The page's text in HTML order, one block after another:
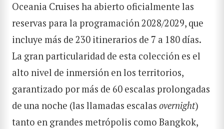
Oceania Cruises ha abierto oficialmente las
reservas para la programación 2028/2029, que
incluye más de 230 itinerarios de 7 a 180 días.
La gran particularidad de esta colección es el
alto nivel de inmersión en los territorios,
garantizado por más de 60 escalas prolongadas
de una noche (las llamadas escalas overnight)
tanto en grandes metrópolis como Bangkok,